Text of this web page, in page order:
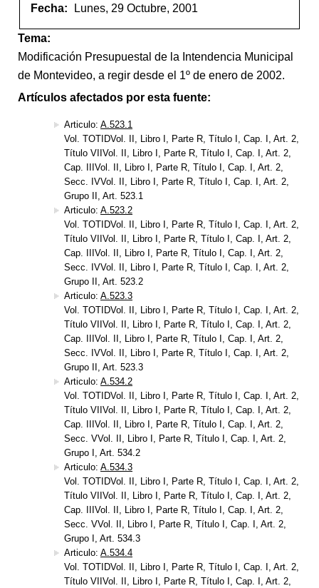
Fecha:
Lunes, 29 Octubre, 2001
Tema:
Modificación Presupuestal de la Intendencia Municipal
de Montevideo, a regir desde el 1º de enero de 2002.
Artículos afectados por esta fuente:
Articulo: A.523.1
Vol. TOTIDVol. II, Libro I, Parte R, Título I, Cap. I, Art. 2,
Título VIIVol. II, Libro I, Parte R, Título I, Cap. I, Art. 2,
Cap. IIIVol. II, Libro I, Parte R, Título I, Cap. I, Art. 2,
Secc. IVVol. II, Libro I, Parte R, Título I, Cap. I, Art. 2,
Grupo II, Art. 523.1
Articulo: A.523.2
Vol. TOTIDVol. II, Libro I, Parte R, Título I, Cap. I, Art. 2,
Título VIIVol. II, Libro I, Parte R, Título I, Cap. I, Art. 2,
Cap. IIIVol. II, Libro I, Parte R, Título I, Cap. I, Art. 2,
Secc. IVVol. II, Libro I, Parte R, Título I, Cap. I, Art. 2,
Grupo II, Art. 523.2
Articulo: A.523.3
Vol. TOTIDVol. II, Libro I, Parte R, Título I, Cap. I, Art. 2,
Título VIIVol. II, Libro I, Parte R, Título I, Cap. I, Art. 2,
Cap. IIIVol. II, Libro I, Parte R, Título I, Cap. I, Art. 2,
Secc. IVVol. II, Libro I, Parte R, Título I, Cap. I, Art. 2,
Grupo II, Art. 523.3
Articulo: A.534.2
Vol. TOTIDVol. II, Libro I, Parte R, Título I, Cap. I, Art. 2,
Título VIIVol. II, Libro I, Parte R, Título I, Cap. I, Art. 2,
Cap. IIIVol. II, Libro I, Parte R, Título I, Cap. I, Art. 2,
Secc. VVol. II, Libro I, Parte R, Título I, Cap. I, Art. 2,
Grupo I, Art. 534.2
Articulo: A.534.3
Vol. TOTIDVol. II, Libro I, Parte R, Título I, Cap. I, Art. 2,
Título VIIVol. II, Libro I, Parte R, Título I, Cap. I, Art. 2,
Cap. IIIVol. II, Libro I, Parte R, Título I, Cap. I, Art. 2,
Secc. VVol. II, Libro I, Parte R, Título I, Cap. I, Art. 2,
Grupo I, Art. 534.3
Articulo: A.534.4
Vol. TOTIDVol. II, Libro I, Parte R, Título I, Cap. I, Art. 2,
Título VIIVol. II, Libro I, Parte R, Título I, Cap. I, Art. 2,